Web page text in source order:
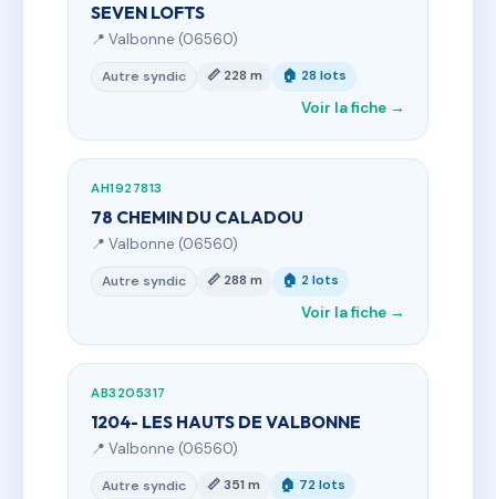
SEVEN LOFTS
📍 Valbonne (06560)
Autre syndic 📏 228 m 🏠 28 lots
Voir la fiche →
AH1927813
78 CHEMIN DU CALADOU
📍 Valbonne (06560)
Autre syndic 📏 288 m 🏠 2 lots
Voir la fiche →
AB3205317
1204- LES HAUTS DE VALBONNE
📍 Valbonne (06560)
Autre syndic 📏 351 m 🏠 72 lots